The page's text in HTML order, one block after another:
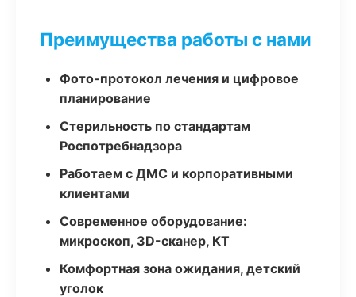
Преимущества работы с нами
Фото-протокол лечения и цифровое
планирование
Стерильность по стандартам
Роспотребнадзора
Работаем с ДМС и корпоративными
клиентами
Современное оборудование:
микроскоп, 3D-сканер, КТ
Комфортная зона ожидания, детский
уголок